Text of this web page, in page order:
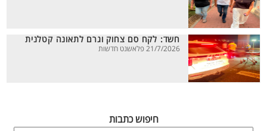
חשד: לקח סם צחוק וגרם לתאונה קטלנית
21/7/2026 פלאשנט חדשות
חיפוש כתבות